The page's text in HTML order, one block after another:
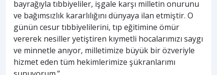
bayrağıyla tıbbiyeliler, işgale karşı milletin onurunu
ve bağımsızlık kararlılığını dünyaya ilan etmiştir. O
günün cesur tıbbiyelilerini, tıp eğitimine ömür
vererek nesiller yetiştiren kıymetli hocalarımızı saygı
ve minnetle anıyor, milletimize büyük bir özveriyle
hizmet eden tüm hekimlerimize şükranlarımı